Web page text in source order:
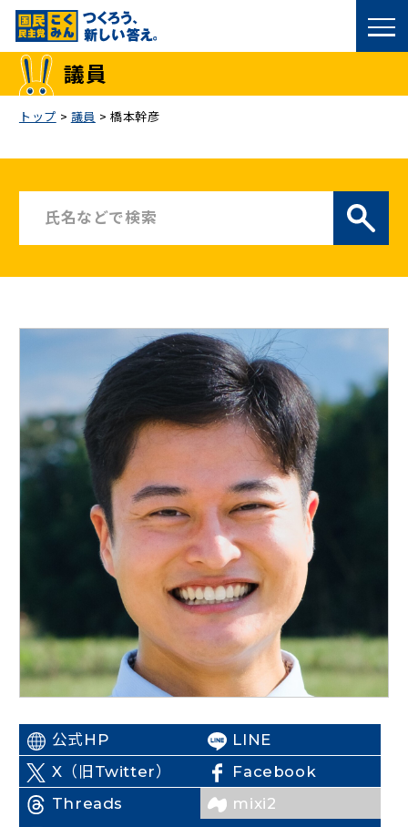
国民民主党トップ
お問い合わせ
ニュースリリース
こくみんうさぎの部屋
参加・サポート
Go!Go!こくみんストア（新しいタブで開く）
TEAMこくみんうさぎ （新しいタブで開く）
こくみんオンラインスクール （新しいタブで開く）
国民民主党学生部 （新しいタブで開く）
二次創作ガイドライン （新しいタブで開く）
プライバシーポリシー
特定商取引法に基づく表記
議員
トップ > 議員 > 橋本幹彦
公式HP
（新しいタブで開く）
LINE
（新しいタブで開く）
X（旧Twitter）
（新しいタブで開く）
Facebook
（新しいタブで開く）
Threads
mixi2